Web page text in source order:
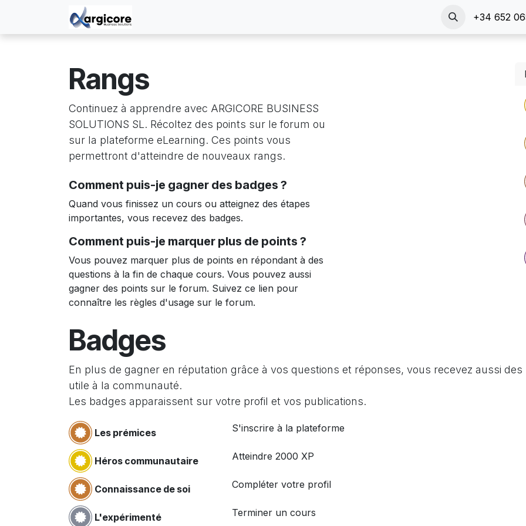
Se rendre au contenu
Contactez-nous
+34 652
Rangs
Continuez à apprendre avec ARGICORE BUSINESS
SOLUTIONS SL. Récoltez des points sur le forum ou
sur la plateforme eLearning. Ces points vous
permettront d'atteindre de nouveaux rangs.
Comment puis-je gagner des badges ?
Quand vous finissez un cours ou atteignez des étapes
importantes, vous recevez des badges.
Comment puis-je marquer plus de points ?
Vous pouvez marquer plus de points en répondant à des
questions à la fin de chaque cours. Vous pouvez aussi
gagner des points sur le forum. Suivez ce lien pour
connaître les règles d'usage sur le forum.
Badges
En plus de gagner en réputation grâce à vos questions et réponses, vous recevez aussi
utile à la communauté.
Les badges apparaissent sur votre profil et vos publications.
Les prémices S'inscrire à la plateforme
Héros communautaire Atteindre 2000 XP
Connaissance de soi Compléter votre profil
L'expérimenté Terminer un cours